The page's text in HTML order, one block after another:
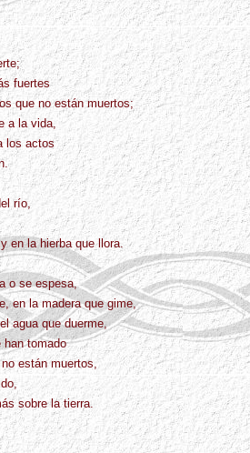
fuertes
que no están muertos;
a la vida,
los actos
río,
en la hierba que llora.
o se espesa,
en la madera que gime,
agua que duerme,
han tomado
están muertos,
sobre la tierra.